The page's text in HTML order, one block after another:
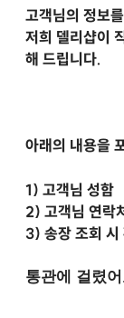
고객님의 정보
저희 델리샵이
해 드립니다.
아래의 내용을
1) 고객님 성함
2)고객님 연락
3)송장 조회
통관에 걸렸